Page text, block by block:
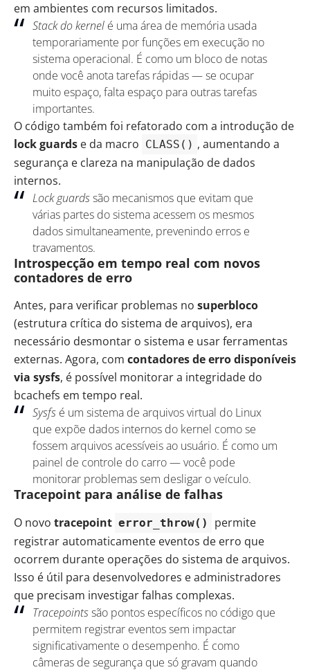
em ambientes com recursos limitados.
Stack do kernel é uma área de memória usada
temporariamente por funções em execução no
sistema operacional. É como um bloco de notas
onde você anota tarefas rápidas — se ocupar
muito espaço, falta espaço para outras tarefas
importantes.
O código também foi refatorado com a introdução de
lock guards e da macro CLASS() , aumentando a
segurança e clareza na manipulação de dados
internos.
Lock guardssão mecanismos que evitam que
várias partes do sistema acessem os mesmos
dados simultaneamente, prevenindo erros e
travamentos.
Introspecção em tempo real com novos
contadores de erro
Antes, para verificar problemas no superbloco
(estrutura crítica do sistema de arquivos), era
necessário desmontar o sistema e usar ferramentas
externas. Agora, com contadores de erro disponíveis
via sysfs, é possível monitorar a integridade do
bcachefs em tempo real.
Sysfs é um sistema de arquivos virtual do Linux
que expõe dados internos do kernel como se
fossem arquivos acessíveis ao usuário. É como um
painel de controle do carro — você pode
monitorar problemas sem desligar o veículo.
Tracepoint para análise de falhas
O novo tracepoint error_throw()
permite
registrar automaticamente eventos de erro que
ocorrem durante operações do sistema de arquivos.
Isso é útil para desenvolvedores e administradores
que precisam investigar falhas complexas.
Tracepointssão pontos específicos no código que
permitem registrar eventos sem impactar
significativamente o desempenho. É como
câmeras de segurança que só gravam quando